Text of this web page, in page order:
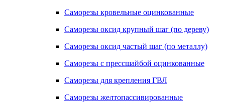
Саморезы кровельные оцинкованные
Саморезы оксид крупный шаг (по дереву)
Саморезы оксид частый шаг (по металлу)
Саморезы с прессшайбой оцинкованные
Саморезы для крепления ГВЛ
Саморезы желтопассивированные